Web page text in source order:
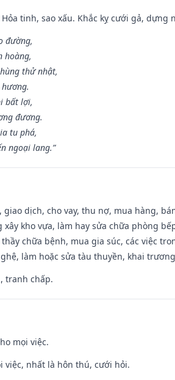
Hỏa tinh, sao xấu. Khắc kỵ cưới gả, dựng
đường,
hoàng,
thử nhật,
bất lợi,
đương.
tu phá,
ngoại lang.”
giao dịch, cho vay, thu nợ, mua hàng,
kho vựa, làm hay sửa chữa phòng
chữa bệnh, mua gia súc, các việc
làm hoặc sửa tàu thuyền, khai
tranh chấp.
mọi việc.
việc, nhất là hôn thú, cưới hỏi.